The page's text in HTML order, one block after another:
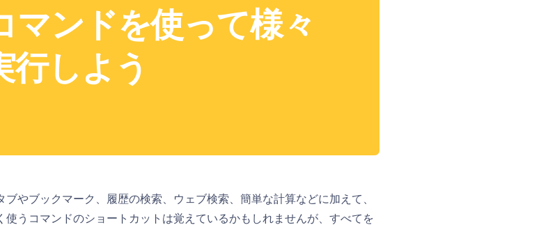
マンドを使って様々
行しよう
ブやブックマーク、履歴の検索、ウェブ検索、簡単な計算などに加えて、
うコマンドのショートカットは覚えているかもしれませんが、すべてを